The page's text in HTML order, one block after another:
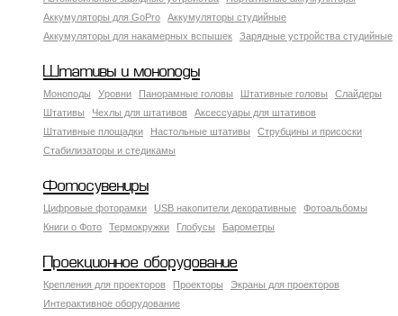
Аккумуляторы для GoPro
Аккумуляторы студийные
Аккумуляторы для накамерных вспышек
Зарядные устройства студийные
Штативы и моноподы
Моноподы Уровни Панорамные головы Штативные головы
Слайдеры
Штативы
Чехлы для штативов
Аксессуары для штативов
Штативные площадки
Настольные штативы
Струбцины и присоски
Стабилизаторы и стедикамы
Фотосувениры
Цифровые фоторамки USB накопители декоративные
Фотоальбомы
Книги о Фото
Термокружки Глобусы Барометры
Проекционное оборудование
Крепления для проекторов Проекторы
Экраны для проекторов
Интерактивное оборудование